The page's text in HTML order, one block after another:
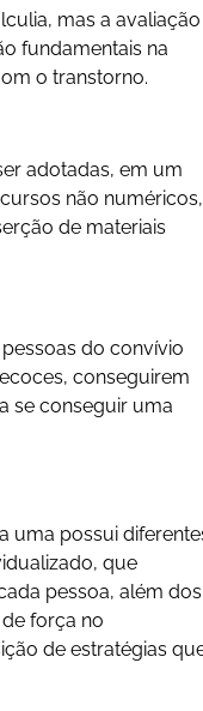
mas a avaliação
fundamentais na
o transtorno.
adotadas, em um
não numéricos,
de materiais
do convívio
conseguirem
se conseguir uma
uma possui
que
pessoa, além dos
força no
de estratégias